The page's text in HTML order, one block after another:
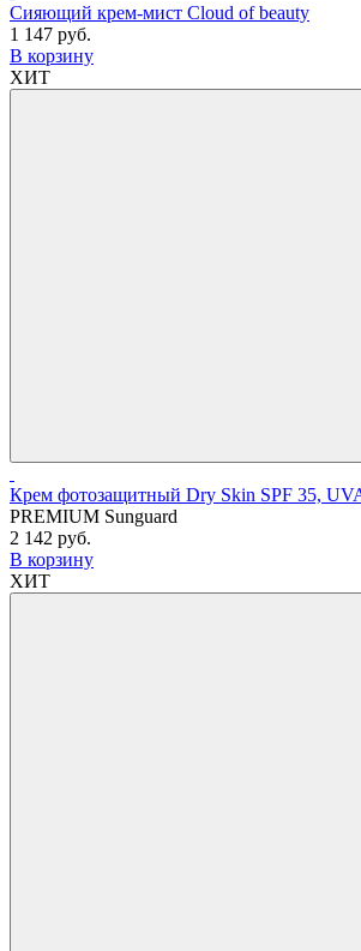
Сияющий крем-мист Cloud of beauty
1 147 руб.
В корзину
ХИТ
Крем фотозащитный Dry Skin SPF 35,
PREMIUM Sunguard
2 142 руб.
В корзину
ХИТ